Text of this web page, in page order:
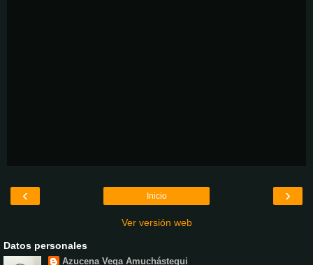
‹ ›
Inicio
Ver versión web
Datos personales
Azucena Vega Amuchástegui